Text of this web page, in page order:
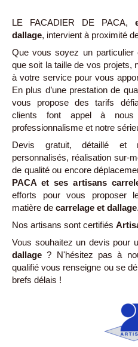
LE FACADIER DE PACA,
dallage, intervient à proximité
Que vous soyez un particulier
que soit la taille de vos projets,
à votre service pour vous
En plus d’une prestation de
vous propose des tarifs
clients font appel à nous
professionnalisme et notre
Devis gratuit, détaillé et
personnalisés, réalisation sur-
de qualité ou encore
PACA et ses artisans
efforts pour vous proposer
matière de carrelage et dallage.
Nos artisans sont certifiés
Vous souhaitez un devis pour
dallage ? N'hésitez pas à
qualifié vous renseigne ou se
brefs délais !